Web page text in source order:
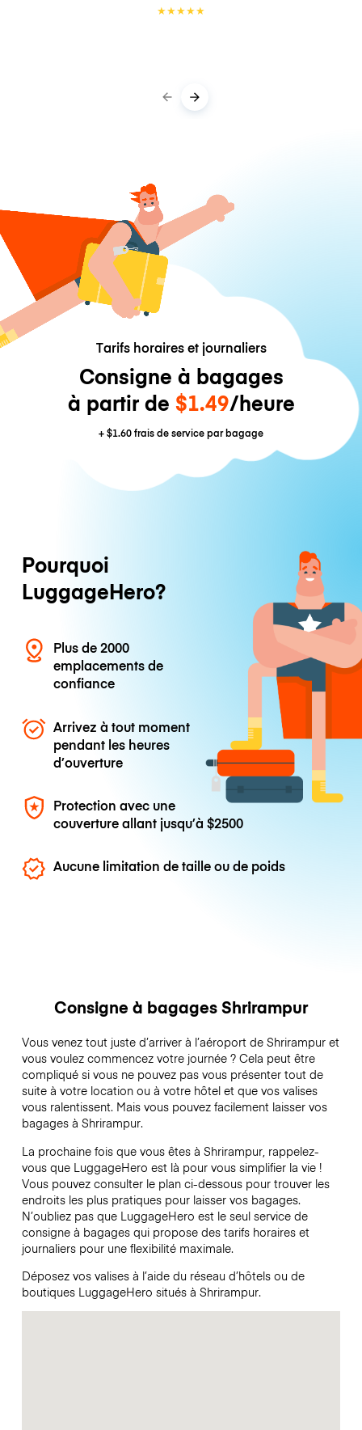
★★★★★
Tarifs horaires et journaliers
Consigne à bagages
à partir de $1.49/heure
+$1.60frais de service par bagage
Pourquoi
LuggageHero?
Plus de 2000
emplacements de
confiance
Arrivez à tout moment
pendant les heures
d’ouverture
Protection avec une
couverture allant jusqu’à$2500
Aucune limitation de taille ou de poids
Consigne à bagages Shrirampur
Vous venez tout juste d’arriver à l’aéroport de Shrirampur et
vous voulez commencez votre journée ? Cela peut être
compliqué si vous ne pouvez pas vous présenter tout de
suite à votre location ou à votre hôtel et que vos valises
vous ralentissent. Mais vous pouvez facilement laisser vos
bagages à Shrirampur.
La prochaine fois que vous êtes à Shrirampur, rappelez-
vous que LuggageHero est là pour vous simplifier la vie !
Vous pouvez consulter le plan ci-dessous pour trouver les
endroits les plus pratiques pour laisser vos bagages.
N’oubliez pas que LuggageHero est le seul service de
consigne à bagages qui propose des tarifs horaires et
journaliers pour une flexibilité maximale.
Déposez vos valises à l’aide du réseau d’hôtels ou de
boutiques LuggageHero situés à Shrirampur.